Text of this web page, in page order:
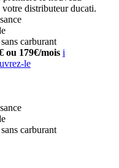
distributeur ducati.
carburant
ou 179€/mois i
le
carburant